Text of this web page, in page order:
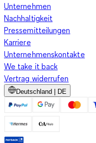
Unternehmen
Nachhaltigkeit
Pressemitteilungen
Karriere
Unternehmenskontakte
We take it back
Vertrag widerrufen
Deutschland | DE